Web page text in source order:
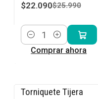
$22.090$25.990
Cantidad
Comprar ahora
Torniquete Tijera